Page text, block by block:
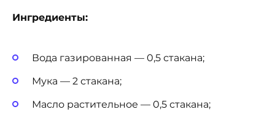
Ингредиенты:
Вода газированная — 0,5 стакана;
Мука — 2 стакана;
Масло растительное — 0,5 стакана;